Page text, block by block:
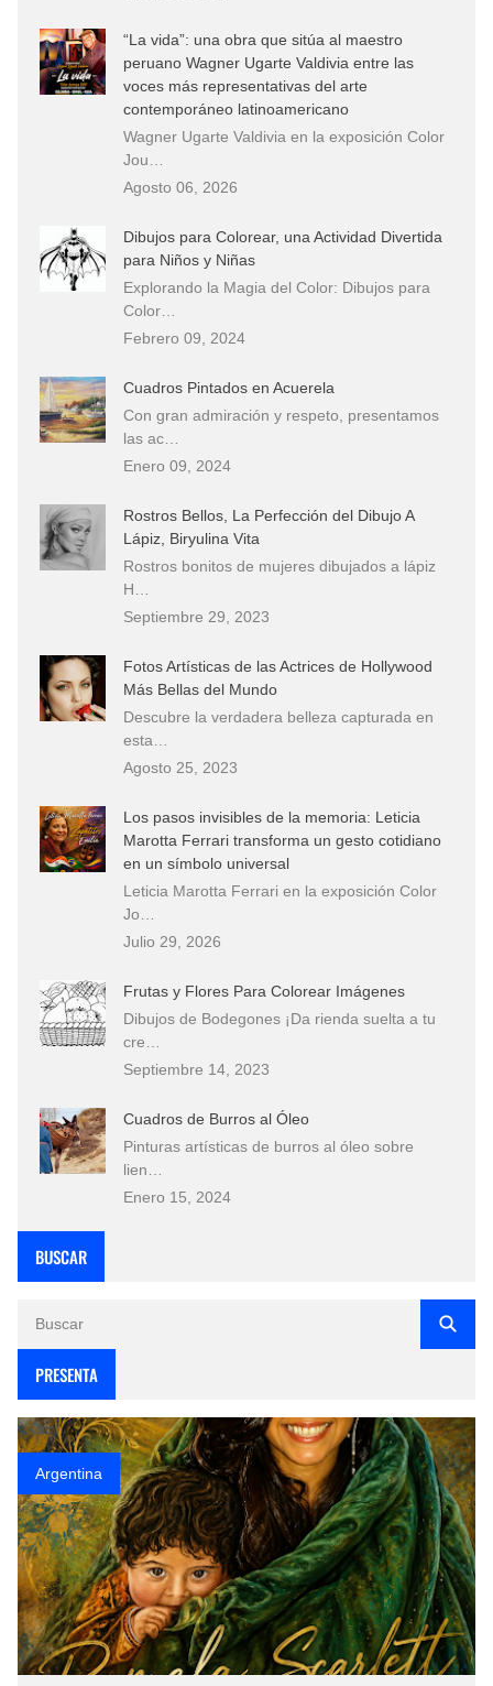
“La vida”: una obra que sitúa al maestro
peruano Wagner Ugarte Valdivia entre las
voces más representativas del arte
contemporáneo latinoamericano
Wagner Ugarte Valdivia en la exposición Color
Jou…
Agosto 06, 2026
Dibujos para Colorear, una Actividad Divertida
para Niños y Niñas
Explorando la Magia del Color: Dibujos para
Color…
Febrero 09, 2024
Cuadros Pintados en Acuerela
Con gran admiración y respeto, presentamos
las ac…
Enero 09, 2024
Rostros Bellos, La Perfección del Dibujo A
Lápiz, Biryulina Vita
Rostros bonitos de mujeres dibujados a lápiz
H…
Septiembre 29, 2023
Fotos Artísticas de las Actrices de Hollywood
Más Bellas del Mundo
Descubre la verdadera belleza capturada en
esta…
Agosto 25, 2023
Los pasos invisibles de la memoria: Leticia
Marotta Ferrari transforma un gesto cotidiano
en un símbolo universal
Leticia Marotta Ferrari en la exposición Color
Jo…
Julio 29, 2026
Frutas y Flores Para Colorear Imágenes
Dibujos de Bodegones ¡Da rienda suelta a tu
cre…
Septiembre 14, 2023
Cuadros de Burros al Óleo
Pinturas artísticas de burros al óleo sobre
lien…
Enero 15, 2024
BUSCAR
PRESENTA
Argentina